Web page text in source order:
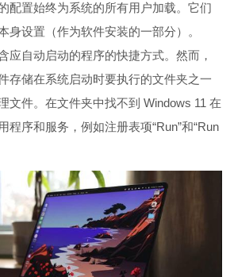
配置始终为系统的所有用户加载。它们
身设置（作为软件安装的一部分）。
应自动启动的程序的快捷方式。然而，
存储在系统启动时要执行的文件夹之一
件。在文件夹中找不到 Windows 11 在
程序和服务，例如注册表项“Run”和“Run